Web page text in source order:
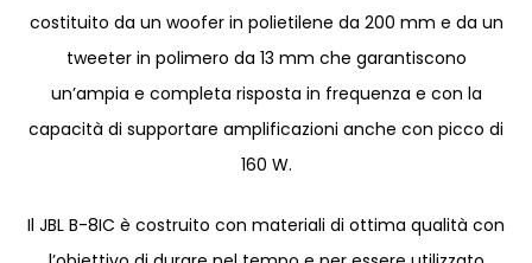
costituito da un woofer in polietilene da 200 mm e da un
tweeter in polimero da 13 mm che garantiscono
un’ampia e completa risposta in frequenza e con la
capacità di supportare amplificazioni anche con picco di
160 W.
Il JBL B-8IC è costruito con materiali di ottima qualità con